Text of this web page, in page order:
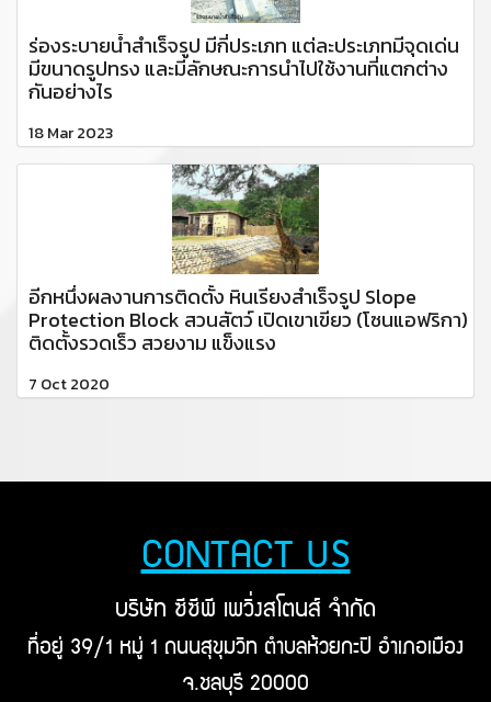
ร่องระบายน้ำสำเร็จรูป มีกี่ประเภท แต่ละประเภทมีจุดเด่น
มีขนาดรูปทรง และมีลักษณะการนำไปใช้งานที่แตกต่าง
กันอย่างไร
18 Mar 2023
อีกหนึ่งผลงานการติดตั้ง หินเรียงสำเร็จรูป Slope
Protection Block สวนสัตว์ เปิดเขาเขียว (โซนแอฟริกา)
ติดตั้งรวดเร็ว สวยงาม แข็งแรง
7 Oct 2020
CONTACT US
บริษัท ซีซีพี เพวิ่งสโตนส์ จำกัด
ที่อยู่ 39/1 หมู่ 1 ถนนสุขุมวิท ตำบลห้วยกะปิ อำเภอเมือง
จ.ชลบุรี 20000